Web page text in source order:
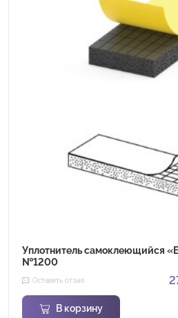
Уплотнитель самоклеющийся
№1200
Оставить отзыв
В корзину